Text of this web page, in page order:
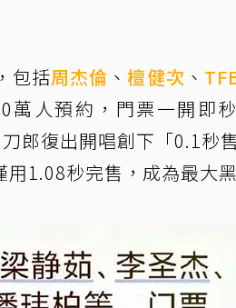
包括周杰倫 、檀健次 、
萬人預約，門票一開即
郎復出開唱創下「0.1秒
1.08秒完售，成為最大